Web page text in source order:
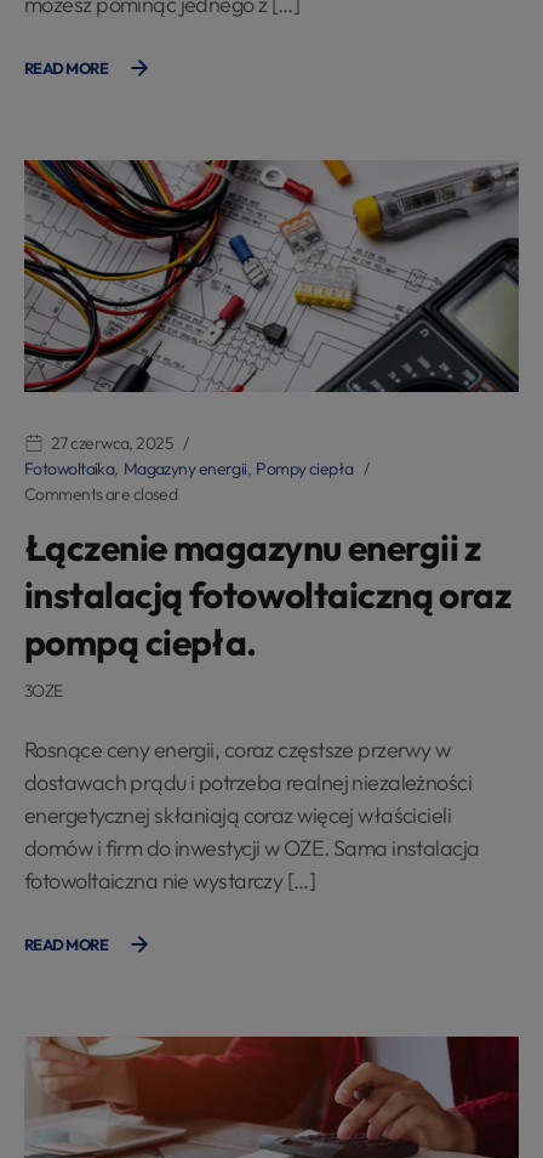
READ MORE
27 czerwca, 2025
Fotowoltaika, Magazyny energii, Pompy ciepła
Comments are closed
Łączenie magazynu energii z
instalacją fotowoltaiczną oraz
pompą ciepła.
3OZE
Rosnące ceny energii, coraz częstsze przerwy w
dostawach prądu i potrzeba realnej niezależności
energetycznej skłaniają coraz więcej właścicieli
domów i firm do inwestycji w OZE. Sama instalacja
fotowoltaiczna nie wystarczy […]
READ MORE